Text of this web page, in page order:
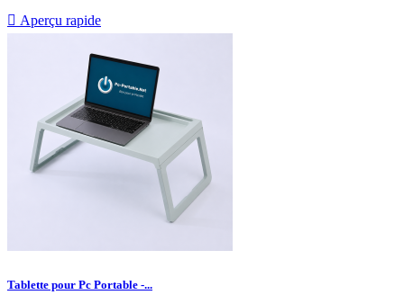
 Aperçu rapide
Tablette pour Pc Portable -...